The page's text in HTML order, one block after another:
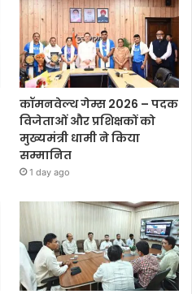
कॉमनवेल्थ गेम्स 2026 – पदक
विजेताओं और प्रशिक्षकों को
मुख्यमंत्री धामी ने किया
सम्मानित
1 day ago